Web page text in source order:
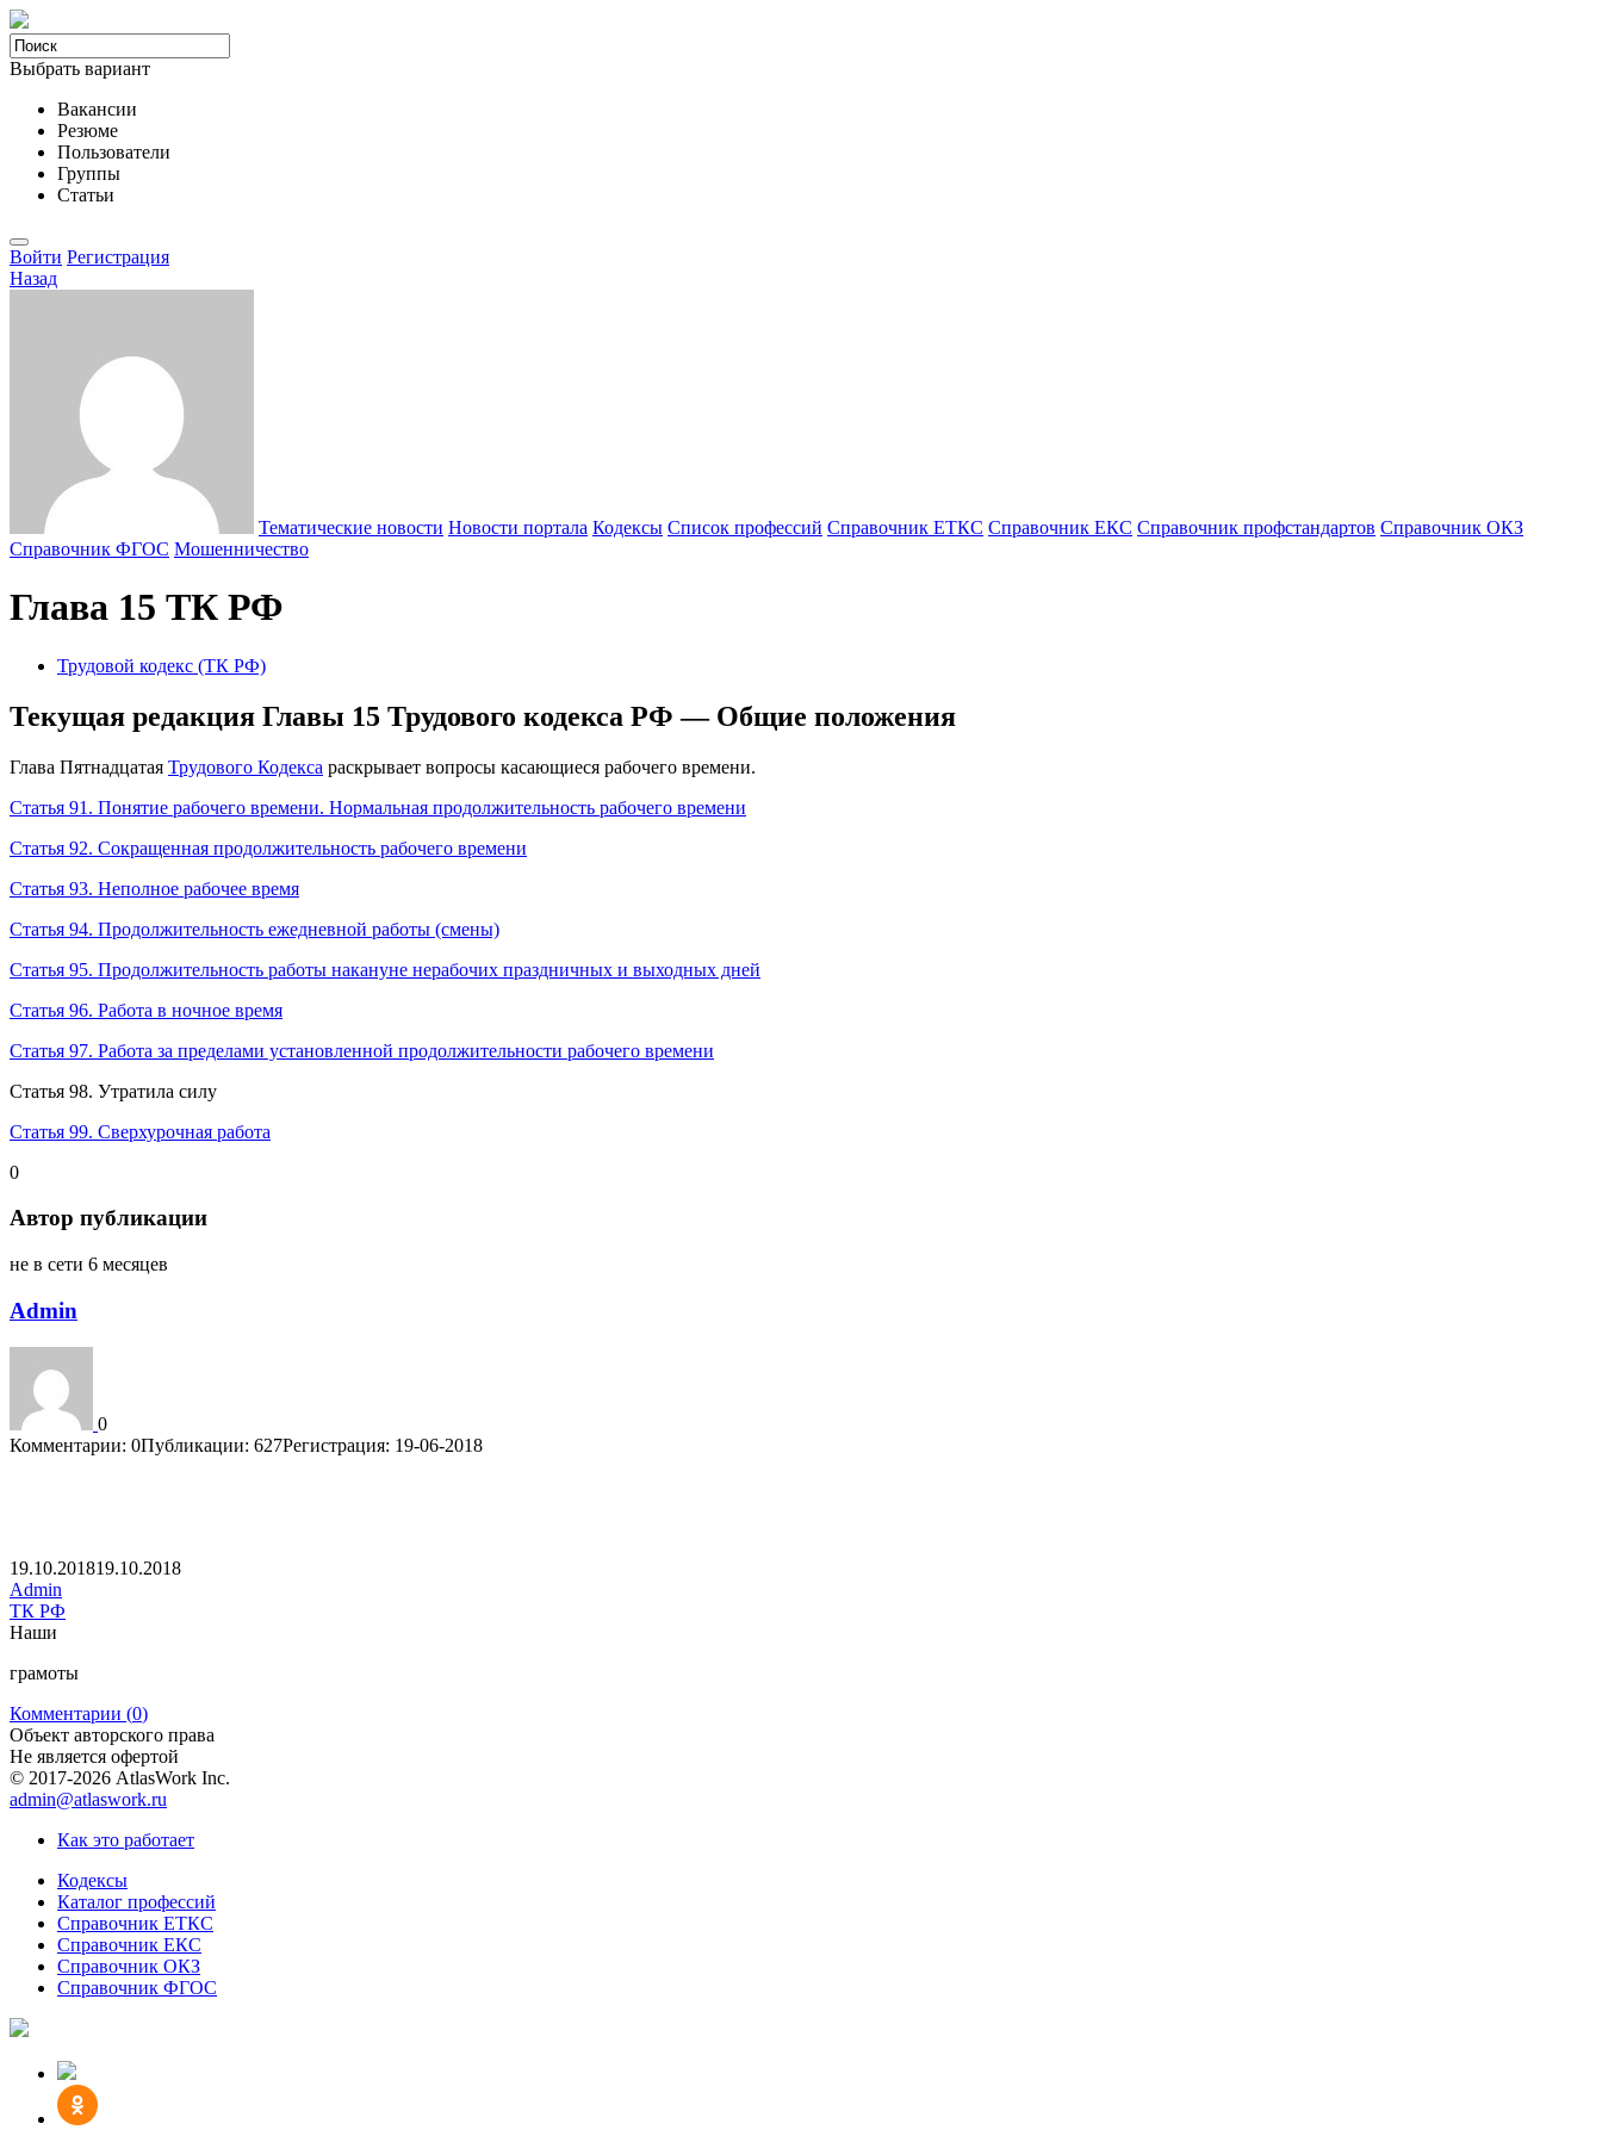
Выбрать вариант
Вакансии
Резюме
Пользователи
Группы
Статьи
Войти Регистрация
Назад
Тематические новости Новости портала Кодексы Cписок профессий Справочник ЕТКС Справочник ЕКС Справочник профстандартов Справочник ОКЗ
Справочник ФГОС Мошенничество
Глава 15 ТК РФ
Трудовой кодекс (ТК РФ)
Текущая редакция Главы 15 Трудового кодекса РФ — Общие положения
Глава Пятнадцатая Трудового Кодекса раскрывает вопросы касающиеся рабочего времени.
Статья 91. Понятие рабочего времени. Нормальная продолжительность рабочего времени
Статья 92. Сокращенная продолжительность рабочего времени
Статья 93. Неполное рабочее время
Статья 94. Продолжительность ежедневной работы (смены)
Статья 95. Продолжительность работы накануне нерабочих праздничных и выходных дней
Статья 96. Работа в ночное время
Статья 97. Работа за пределами установленной продолжительности рабочего времени
Статья 98. Утратила силу
Статья 99. Сверхурочная работа
0
Автор публикации
не в сети 6 месяцев
Admin
0
Комментарии: 0Публикации: 627Регистрация: 19-06-2018
19.10.201819.10.2018Автор
Admin
ТК РФ
Предыдущая
Следующая
Наши
грамоты
Комментарии (0)
Объект авторского права
Не является офертой
© 2017-2026 AtlasWork Inc.
admin@atlaswork.ru
Как это работает
Кодексы
Каталог профессий
Справочник ЕТКС
Справочник ЕКС
Справочник ОКЗ
Справочник ФГОС